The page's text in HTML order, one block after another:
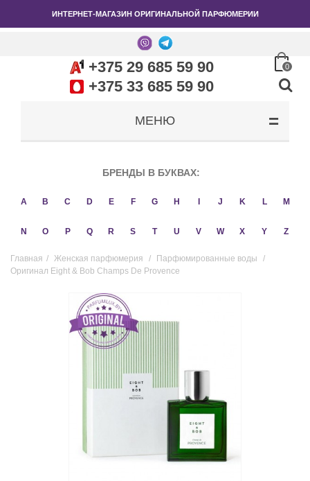
ИНТЕРНЕТ-МАГАЗИН ОРИГИНАЛЬНОЙ ПАРФЮМЕРИИ
+375 29 685 59 90
+375 33 685 59 90
0
МЕНЮ
БРЕНДЫ В БУКВАХ:
A B C D E F G H J K L M
N O P Q R S T U V W X Y Z
Главная / Женская парфюмерия / Парфюмированные воды
/
Оригинал Eight & Bob Champs De Provence